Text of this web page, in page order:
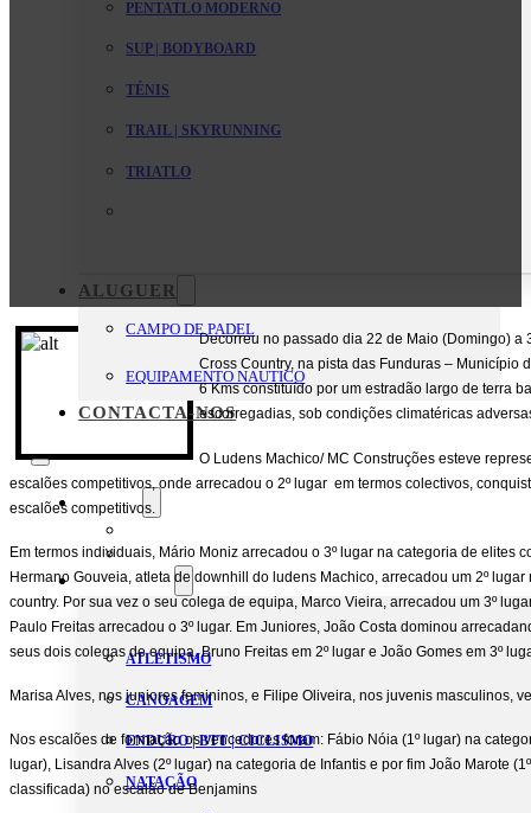
PENTATLO MODERNO
SUP | BODYBOARD
TÉNIS
TRAIL | SKYRUNNING
TRIATLO
ALUGUER
CAMPO DE PADEL
EQUIPAMENTO NAUTICO
CONTACTA-NOS
O Clube
Estatutos
Modalidades
ATLETISMO
CANOAGEM
ENDURO | BTT | CICLISMO
NATAÇÃO
Decorreu no passado dia 22 de Maio (Domingo) a
Cross Country, na pista das Funduras – Município
6 Kms constituído por um estradão largo de terra
escorregadias, sob condições climatéricas
O Ludens Machico/ MC Construções esteve
escalões competitivos, onde arrecadou o 2º lugar em termos colectivos,
escalões competitivos.
Em termos individuais, Mário Moniz arrecadou o 3º lugar na categoria de elites
Hermano Gouveia, atleta de downhill do ludens Machico, arrecadou um 2º
country. Por sua vez o seu colega de equipa, Marco Vieira, arrecadou um 3º
Paulo Freitas arrecadou o 3º lugar. Em Juniores, João Costa dominou
seus dois colegas de equipa, Bruno Freitas em 2º lugar e João Gomes em 3º
Marisa Alves, nos juniores femininos, e Filipe Oliveira, nos juvenis masculinos,
Nos escalões de formação os vencedores foram: Fábio Nóia (1º lugar) na
lugar), Lisandra Alves (2º lugar) na categoria de Infantis e por fim João Marote
classificada) no escalão de Benjamins